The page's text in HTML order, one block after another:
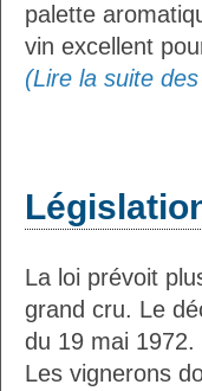
palette
vin excellent
(Lire la suite
La loi prévoit
grand cru. Le
du 19 mai 1972.
Les vignerons